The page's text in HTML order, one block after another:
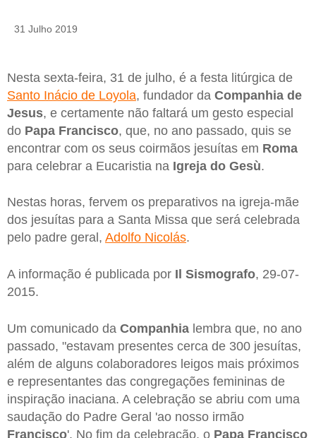
31 Julho 2019
Nesta sexta-feira, 31 de julho, é a festa litúrgica de
Santo Inácio de Loyola, fundador da Companhia de
Jesus, e certamente não faltará um gesto especial
do Papa Francisco, que, no ano passado, quis se
encontrar com os seus coirmãos jesuítas em Roma
para celebrar a Eucaristia na Igreja do Gesù.
Nestas horas, fervem os preparativos na igreja-mãe
dos jesuítas para a Santa Missa que será celebrada
pelo padre geral, Adolfo Nicolás.
A informação é publicada por Il Sismografo, 29-07-
2015.
Um comunicado da Companhia lembra que, no ano
passado, "estavam presentes cerca de 300 jesuítas,
além de alguns colaboradores leigos mais próximos
e representantes das congregações femininas de
inspiração inaciana. A celebração se abriu com uma
saudação do Padre Geral 'ao nosso irmão
Francisco'. No fim da celebração, o Papa Francisco